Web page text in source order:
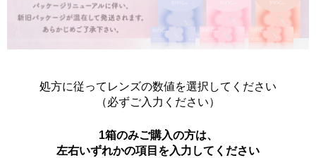
処方に従ってレンズの数値を選択してください
（必ずご入力ください）
1箱のみご購入の方は、
左右いずれかの項目を入力してください